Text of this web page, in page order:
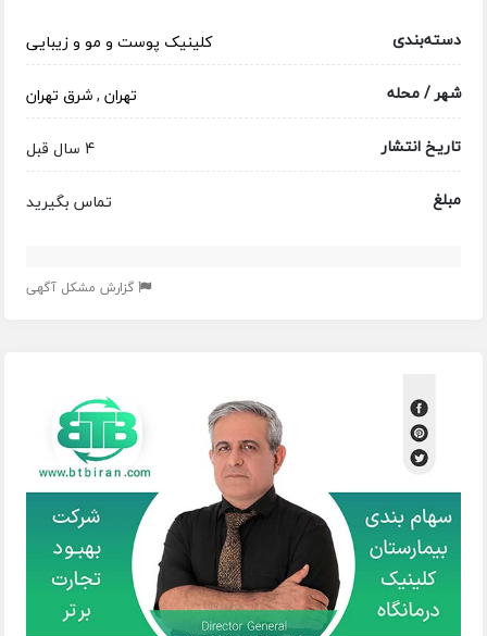
دسته‌بندی
کلینیک پوست و مو و زیبایی
شهر / محله
تهران,شرق تهران
تاریخ انتشار
4 سال قبل
مبلغ
تماس بگیرید
گزارش مشکل آگهی